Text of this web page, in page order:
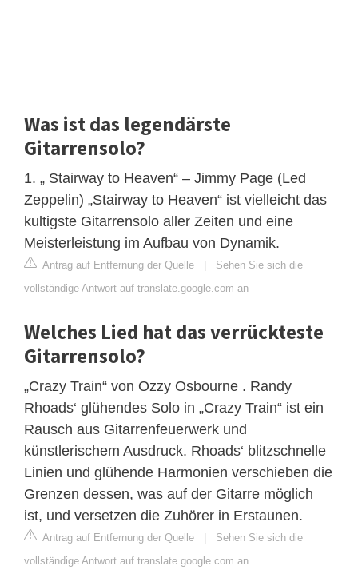
Was ist das legendärste
Gitarrensolo?
1. „ Stairway to Heaven“ – Jimmy Page (Led
Zeppelin) „Stairway to Heaven“ ist vielleicht das
kultigste Gitarrensolo aller Zeiten und eine
Meisterleistung im Aufbau von Dynamik.
Antrag auf Entfernung der Quelle | Sehen Sie sich die
vollständige Antwort auf translate.google.com an
Welches Lied hat das verrückteste
Gitarrensolo?
„Crazy Train“ von Ozzy Osbourne . Randy
Rhoads‘ glühendes Solo in „Crazy Train“ ist ein
Rausch aus Gitarrenfeuerwerk und
künstlerischem Ausdruck. Rhoads‘ blitzschnelle
Linien und glühende Harmonien verschieben die
Grenzen dessen, was auf der Gitarre möglich
ist, und versetzen die Zuhörer in Erstaunen.
Antrag auf Entfernung der Quelle | Sehen Sie sich die
vollständige Antwort auf translate.google.com an